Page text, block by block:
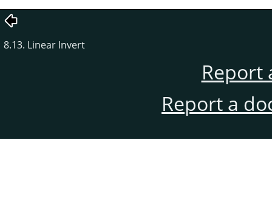
8.13. Linear Invert
Report
Report a